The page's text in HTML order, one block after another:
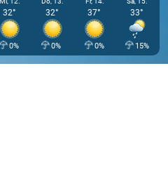
32°
0%
32°
0%
37°
0%
33°
15%